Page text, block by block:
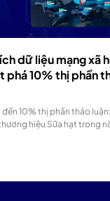
dữ liệu mạng xã
phá 10% thị phần
đến 10% thị phần thảo
hiệu Sữa hạt trong